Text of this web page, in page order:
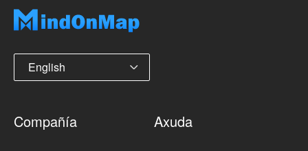
English
Compañía Axuda